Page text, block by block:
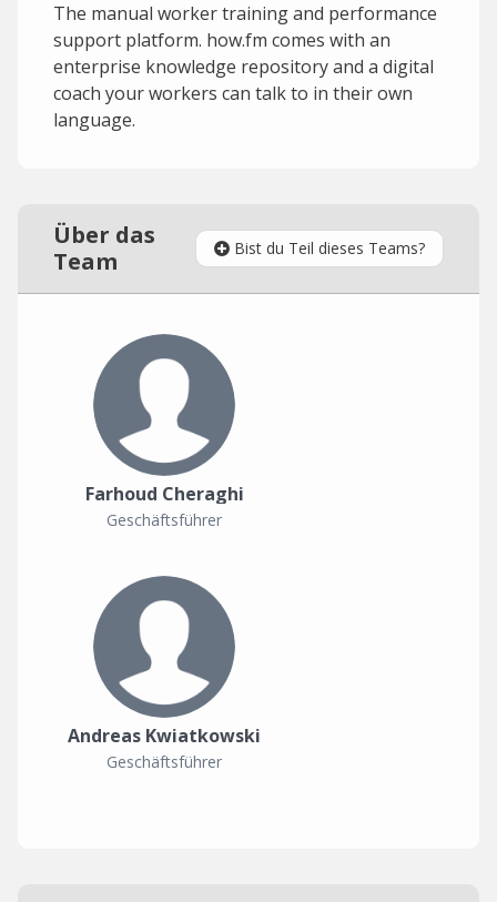
The manual worker training and performance
support platform. how.fm comes with an
enterprise knowledge repository and a digital
coach your workers can talk to in their own
language.
Über das
Team
Bist du Teil dieses Teams?
Farhoud Cheraghi
Geschäftsführer
Andreas Kwiatkowski
Geschäftsführer